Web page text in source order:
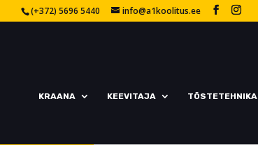
(+372) 5696 5440 info@a1koolitus.ee
KRAANA KEEVITAJA TÕSTETEHNIKA